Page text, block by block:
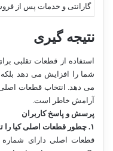
گارانتی و خدمات پس از
نتیجه گیری
استفاده از قطعات تقلبی
شما را افزایش می دهد
می دهد. انتخاب قطعات
آرامش خاطر است.
پرسش و پاسخ کاربران
۱.چطور قطعات اصلی کیا
قطعات اصلی دارای